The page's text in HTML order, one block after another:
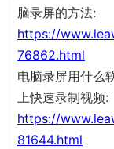
脑录屏的方法:
https://
76862.html
电脑录屏用什么
上快速录制视频:
https://
81644.html